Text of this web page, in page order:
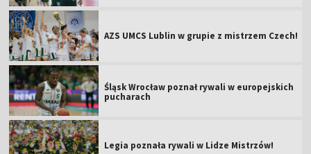
AZS UMCS Lublin w grupie z mistrzem Czech!
Śląsk Wrocław poznał rywali w europejskich
pucharach
Legia poznała rywali w Lidze Mistrzów!